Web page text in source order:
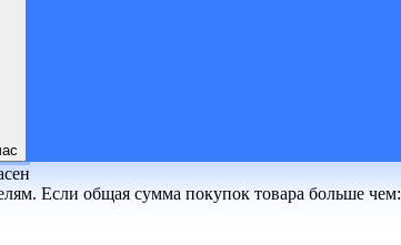
Если общая сумма покупок товара больше чем: